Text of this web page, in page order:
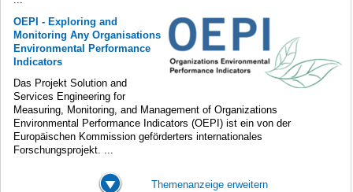
OEPI - Exploring and
Monitoring Any Organisations
Environmental Performance
Indicators
Das Projekt Solution and
Services Engineering for
Measuring, Monitoring, and Management of Organizations
Environmental Performance Indicators (OEPI) ist ein von der
Europäischen Kommission geförderters internationales
Forschungsprojekt. ...
Themenanzeige erweitern